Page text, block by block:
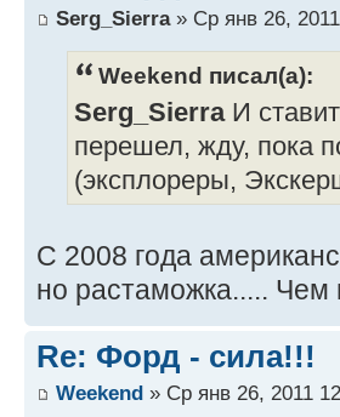
Serg_Sierra» Ср янв 26,
Weekend писал(а):
Serg_SierraИ
перешел, жду, пока
(эксплореры,
С 2008 года
но растаможка..... Чем
Re: Форд - сила!!!
Weekend » Ср янв 26, 2011